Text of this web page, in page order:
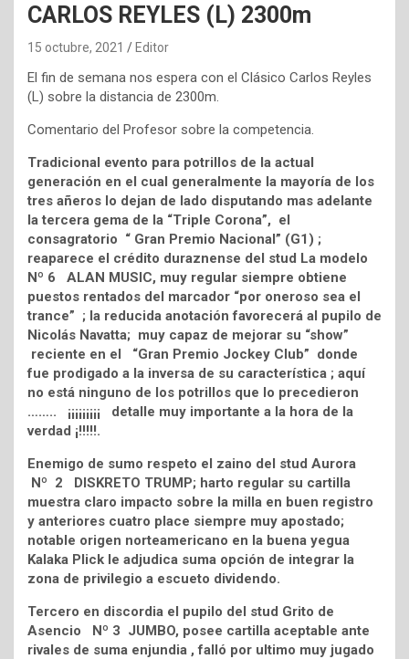
CARLOS REYLES (L) 2300m
15 octubre, 2021 Editor
El fin de semana nos espera con el Clásico Carlos Reyles
(L) sobre la distancia de 2300m.
Comentario del Profesor sobre la competencia.
Tradicional evento para potrillos de la actual
generación en el cual generalmente la mayoría de los
tres añeros lo dejan de lado disputando mas adelante
la tercera gema de la “Triple Corona”, el
consagratorio “ Gran Premio Nacional” (G1) ;
reaparece el crédito duraznense del stud La modelo
Nº 6 ALAN MUSIC, muy regular siempre obtiene
puestos rentados del marcador “por oneroso sea el
trance” ; la reducida anotación favorecerá al pupilo de
Nicolás Navatta; muy capaz de mejorar su “show”
reciente en el “Gran Premio Jockey Club” donde
fue prodigado a la inversa de su característica ; aquí
no está ninguno de los potrillos que lo precedieron
…….. ¡¡¡¡¡¡¡¡¡ detalle muy importante a la hora de la
verdad ¡!!!!!.
Enemigo de sumo respeto el zaino del stud Aurora
Nº 2 DISKRETO TRUMP; harto regular su cartilla
muestra claro impacto sobre la milla en buen registro
y anteriores cuatro place siempre muy apostado;
notable origen norteamericano en la buena yegua
Kalaka Plick le adjudica suma opción de integrar la
zona de privilegio a escueto dividendo.
Tercero en discordia el pupilo del stud Grito de
Asencio Nº 3 JUMBO, posee cartilla aceptable ante
rivales de suma enjundia , falló por ultimo muy jugado